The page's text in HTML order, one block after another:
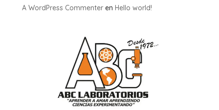
A WordPress Commenteren Hello world!